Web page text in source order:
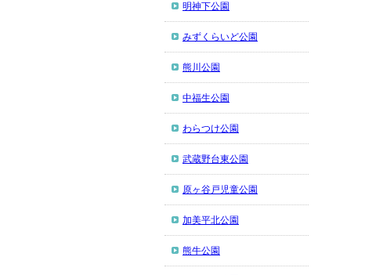
明神下公園
みずくらいど公園
熊川公園
中福生公園
わらつけ公園
武蔵野台東公園
原ヶ谷戸児童公園
加美平北公園
熊牛公園